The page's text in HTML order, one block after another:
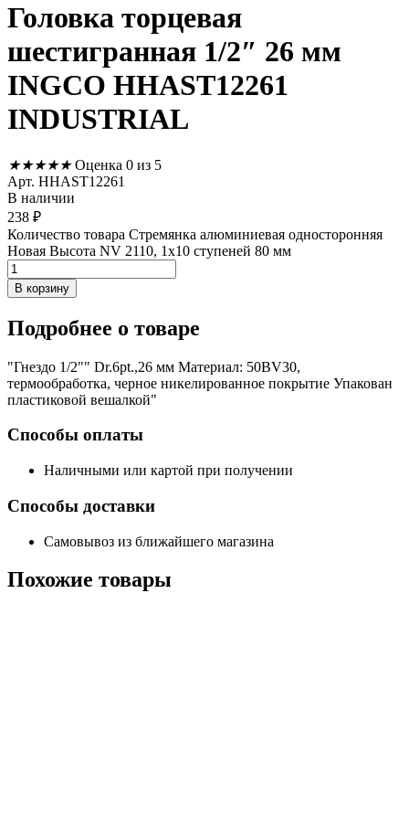
Головка торцевая
шестигранная 1/2″ 26 мм
INGCO HHAST12261
INDUSTRIAL
★★★★★ Оценка 0 из 5
Арт. HHAST12261
В наличии
238 ₽
Количество товара Стремянка алюминиевая односторонняя
Новая Высота NV 2110, 1х10 ступеней 80 мм
В корзину
Подробнее о товаре
"Гнездо 1/2"" Dr.6pt.,26 мм Материал: 50BV30,
термообработка, черное никелированное покрытие Упакован
пластиковой вешалкой"
Способы оплаты
Наличными или картой при получении
Способы доставки
Самовывоз из ближайшего магазина
Похожие товары